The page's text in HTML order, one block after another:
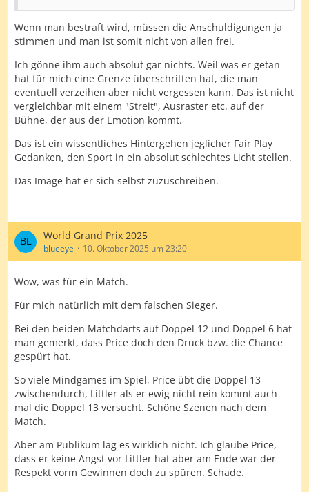
Wenn man bestraft wird, müssen die Anschuldigungen ja
stimmen und man ist somit nicht von allen frei.
Ich gönne ihm auch absolut gar nichts. Weil was er getan
hat für mich eine Grenze überschritten hat, die man
eventuell verzeihen aber nicht vergessen kann. Das ist nicht
vergleichbar mit einem "Streit", Ausraster etc. auf der
Bühne, der aus der Emotion kommt.
Das ist ein wissentliches Hintergehen jeglicher Fair Play
Gedanken, den Sport in ein absolut schlechtes Licht stellen.
Das Image hat er sich selbst zuzuschreiben.
World Grand Prix 2025
blueeye 10. Oktober 2025 um 23:20
Wow, was für ein Match.
Für mich natürlich mit dem falschen Sieger.
Bei den beiden Matchdarts auf Doppel 12 und Doppel 6 hat
man gemerkt, dass Price doch den Druck bzw. die Chance
gespürt hat.
So viele Mindgames im Spiel, Price übt die Doppel 13
zwischendurch, Littler als er ewig nicht rein kommt auch
mal die Doppel 13 versucht. Schöne Szenen nach dem
Match.
Aber am Publikum lag es wirklich nicht. Ich glaube Price,
dass er keine Angst vor Littler hat aber am Ende war der
Respekt vorm Gewinnen doch zu spüren. Schade.